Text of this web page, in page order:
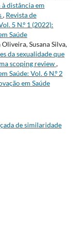
distância em
, Revista de
5 N.º 1 (2022):
Saúde
Susana Silva,
da sexualidade que
scoping review,
Saúde: Vol. 6 N.º 2
em Saúde
de similaridade